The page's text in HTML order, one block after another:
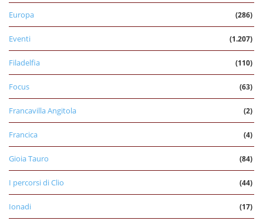
Europa (286)
Eventi (1.207)
Filadelfia (110)
Focus (63)
Francavilla Angitola (2)
Francica (4)
Gioia Tauro (84)
I percorsi di Clio (44)
Ionadi (17)